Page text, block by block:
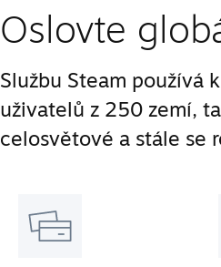
Oslovte
Službu Steam používá
uživatelů z 250 zemí,
celosvětové a stále se